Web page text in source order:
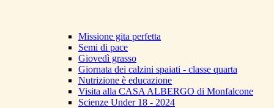
Missione gita perfetta
Semi di pace
Giovedì grasso
Giornata dei calzini spaiati - classe quarta
Nutrizione è educazione
Visita alla CASA ALBERGO di Monfalcone
Scienze Under 18 - 2024